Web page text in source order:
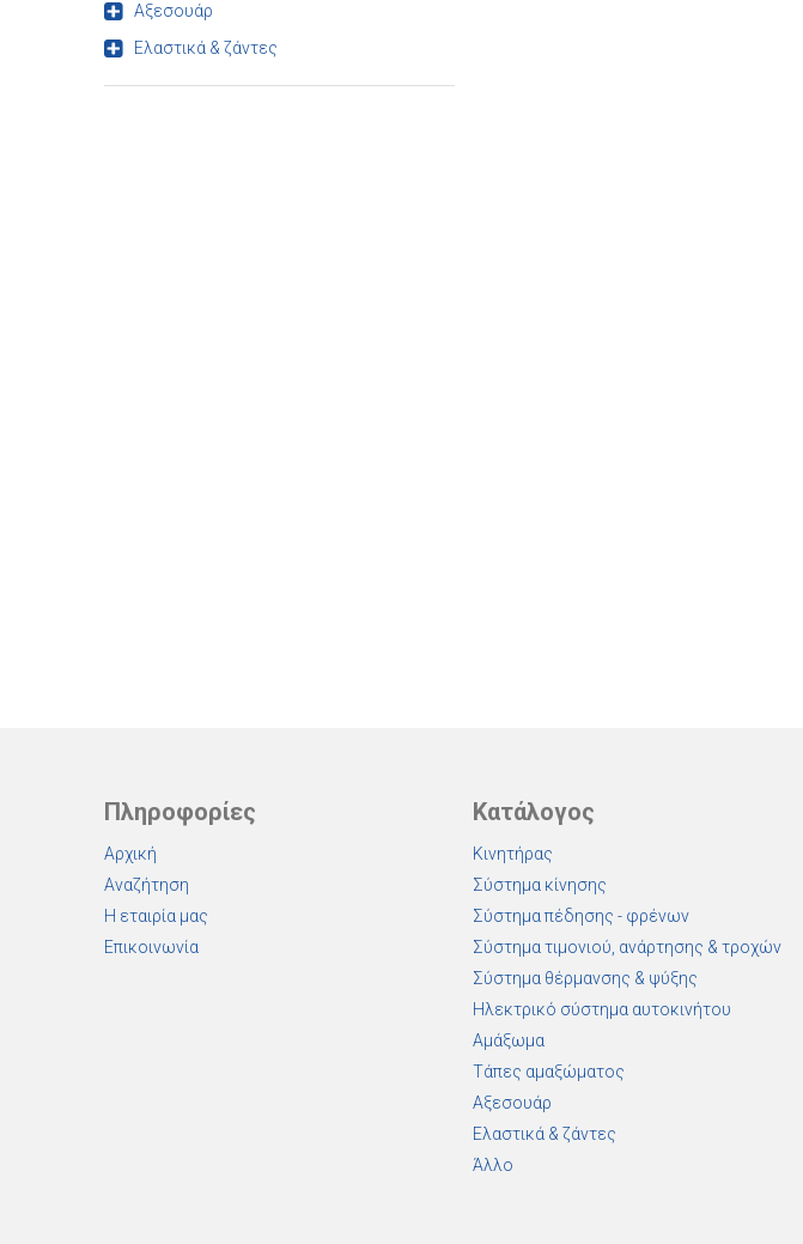
Αξεσουάρ
Ελαστικά & ζάντες
Πληροφορίες
Αρχική
Αναζήτηση
Η εταιρία μας
Επικοινωνία
Κατάλογος
Κινητήρας
Σύστημα κίνησης
Σύστημα πέδησης - φρένων
Σύστημα τιμονιού, ανάρτησης & τροχών
Σύστημα θέρμανσης & ψύξης
Ηλεκτρικό σύστημα αυτοκινήτου
Αμάξωμα
Τάπες αμαξώματος
Αξεσουάρ
Ελαστικά & ζάντες
Άλλο